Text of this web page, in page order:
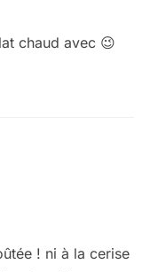
chaud avec 😉
! ni à la cerise